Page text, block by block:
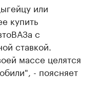
или
купить
с
ставкой.
массе целятся
- поясняет